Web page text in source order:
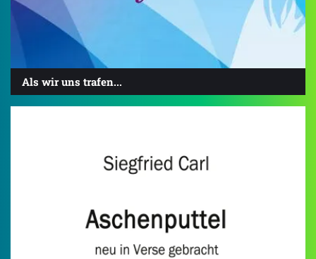
Als wir uns trafen...